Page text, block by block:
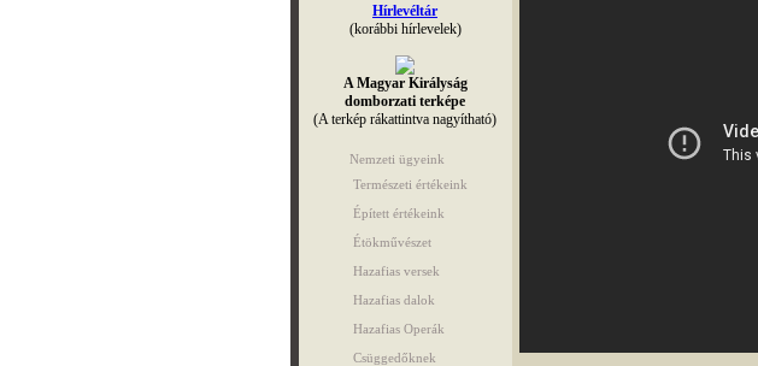
Hírlevéltár
(korábbi hírlevelek)
A Magyar Királyság
domborzati terképe
(A terkép rákattintva nagyítható)
Nemzeti ügyeink
Természeti értékeink
Épített értékeink
Étökművészet
Hazafias versek
Hazafias dalok
Hazafias Operák
Csüggedőknek